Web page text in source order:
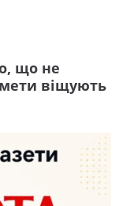
що не
віщують